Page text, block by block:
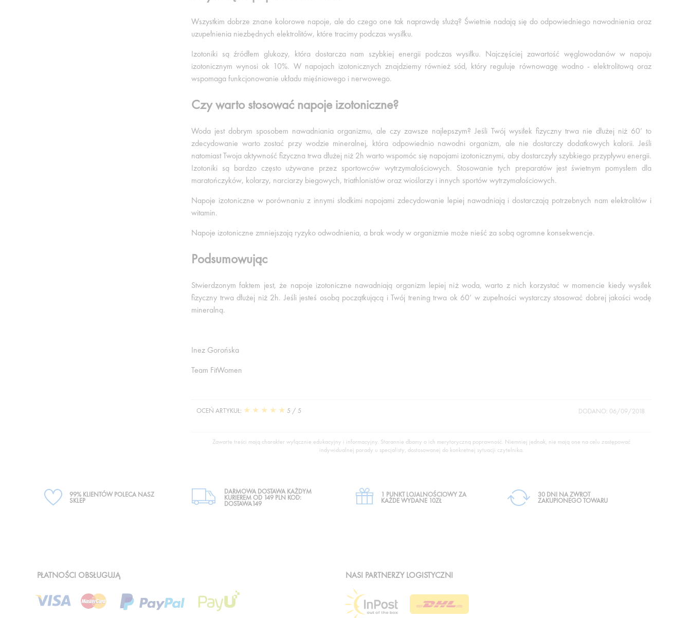
Wszystkim dobrze znane kolorowe napoje, ale do czego one tak naprawdę służą? Świetnie nadają się do odpowiedniego nawodnienia oraz
uzupełnienia niezbędnych elektrolitów, które tracimy podczas wysiłku.
Izotoniki są źródłem glukozy, która dostarcza nam szybkiej energii podczas wysiłku. Najczęściej zawartość węglowodanów w napoju
izotonicznym wynosi ok 10%. W napojach izotonicznych znajdziemy również sód, który reguluje równowagę wodno - elektrolitową oraz
wspomaga funkcjonowanie układu mięśniowego i nerwowego.
Czy warto stosować napoje izotoniczne?
Woda jest dobrym sposobem nawadniania organizmu, ale czy zawsze najlepszym? Jeśli Twój wysiłek fizyczny trwa nie dłużej niż 60’ to
zdecydowanie warto zostać przy wodzie mineralnej, która odpowiednio nawodni organizm, ale nie dostarczy dodatkowych kalorii. Jeśli
natomiast Twoja aktywność fizyczna trwa dłużej niż 2h warto wspomóc się napojami izotonicznymi, aby dostarczyły szybkiego przypływu energii.
Izotoniki są bardzo często używane przez sportowców wytrzymałościowych. Stosowanie tych preparatów jest świetnym pomysłem dla
maratończyków, kolarzy, narciarzy biegowych, triathlonistów oraz wioślarzy i innych sportów wytrzymałościowych.
Napoje izotoniczne w porównaniu z innymi słodkimi napojami zdecydowanie lepiej nawadniają i dostarczają potrzebnych nam elektrolitów i
witamin.
Napoje izotoniczne zmniejszają ryzyko odwodnienia, a brak wody w organizmie może nieść za sobą ogromne konsekwencje.
Podsumowując
Stwierdzonym faktem jest, że napoje izotoniczne nawadniają organizm lepiej niż woda, warto z nich korzystać w momencie kiedy wysiłek
fizyczny trwa dłużej niż 2h. Jeśli jesteś osobą początkującą i Twój trening trwa ok 60’ w zupełności wystarczy stosować dobrej jakości wodę
mineralną.
Inez Gorońska
Team FitWomen
DODANO: 06/09/2018
OCEŃ ARTYKUŁ: ★ ★ ★ ★ ★ 5 / 5
Zawarte treści mają charakter wyłącznie edukacyjny i informacyjny. Starannie dbamy o ich merytoryczną poprawność. Niemniej jednak, nie mają one na celu zastępować
indywidualnej porady u specjalisty, dostosowanej do konkretnej sytuacji czytelnika.
99% KLIENTÓW POLECA NASZ
SKLEP
DARMOWA DOSTAWA KAŻDYM
KURIEREM OD 149 PLN KOD:
DOSTAWA149
1 PUNKT LOJALNOŚCIOWY ZA
KAŻDE WYDANE 10ZŁ
30 DNI NA ZWROT
ZAKUPIONEGO TOWARU
PŁATNOŚCI OBSŁUGUJĄ NASI PARTNERZY LOGISTYCZNI